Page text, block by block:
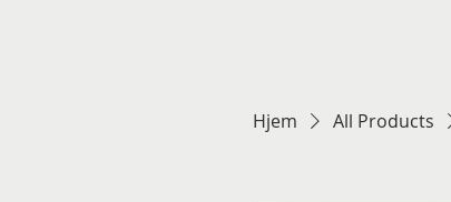
Hjem All Products